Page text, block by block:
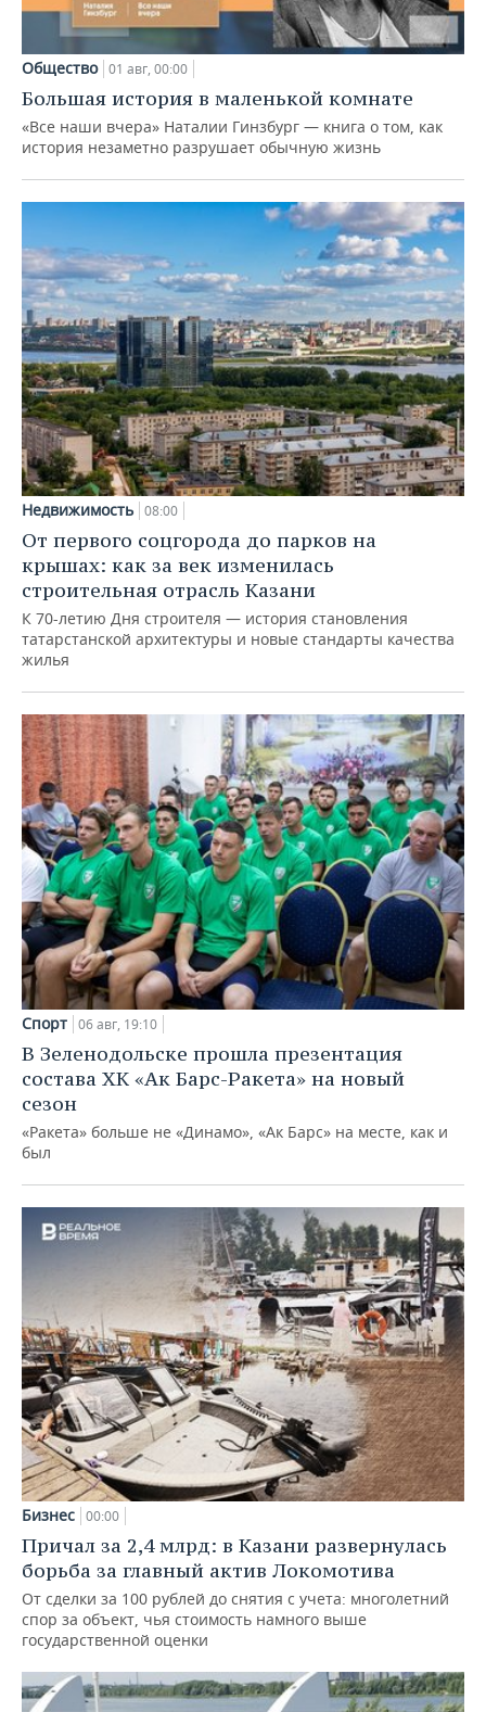
Общество 01 авг, 00:00
Большая история в маленькой комнате
«Все наши вчера» Наталии Гинзбург — книга о том, как
история незаметно разрушает обычную жизнь
Недвижимость 08:00
От первого соцгорода до парков на
крышах: как за век изменилась
строительная отрасль Казани
К 70-летию Дня строителя — история становления
татарстанской архитектуры и новые стандарты качества
жилья
Спорт 06 авг, 19:10
В Зеленодольске прошла презентация
состава ХК «Ак Барс-Ракета» на новый
сезон
«Ракета» больше не «Динамо», «Ак Барс» на месте, как и
был
Бизнес 00:00
Причал за 2,4 млрд: в Казани развернулась
борьба за главный актив Локомотива
От сделки за 100 рублей до снятия с учета: многолетний
спор за объект, чья стоимость намного выше
государственной оценки